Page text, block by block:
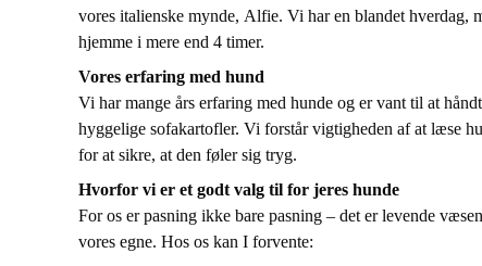
vores italienske mynde, Alfie. Vi har en blandet hverdag,
hjemme i mere end 4 timer.
Vores erfaring med hund
Vi har mange års erfaring med hunde og er vant til at
hyggelige sofakartofler. Vi forstår vigtigheden af at læse
for at sikre, at den føler sig tryg.
Hvorfor vi er et godt valg til for jeres hunde
For os er pasning ikke bare pasning – det er levende
vores egne. Hos os kan I forvente: